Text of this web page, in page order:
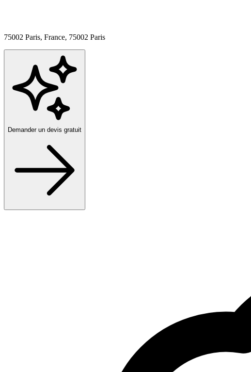
75002 Paris, France, 75002 Paris
Demander un devis gratuit